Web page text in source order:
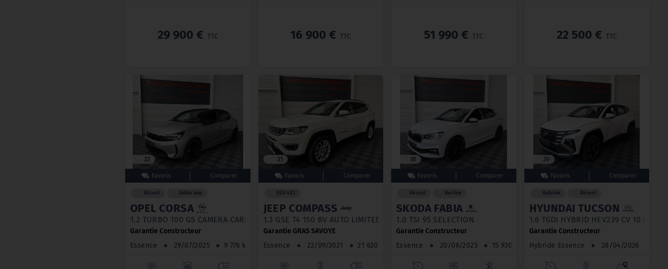
29 900 € TTC 16 900 € TTC 51 990 € TTC 22 500 € TTC
22
Récent Faible kms
OPEL CORSA
1.2 TURBO 100 GS CAMERA CARPLAY
Garantie Constructeur
Essence
● 29/07/2025 ● 9 776 km
21
SUV 4X2
JEEP COMPASS
1.3 GSE T4 150 BV AUTO LIMITED
Garantie GRAS SAVOYE
Essence
● 22/09/2021 ● 21 620 km
18
Récent Berline
SKODA FABIA
1.0 TSI 95 SELECTION
Garantie Constructeur
Essence
● 20/06/2025 ● 15 930 km
20
Hybride Récent
HYUNDAI TUCSON
1.6 TGDI HYBRID HEV239 CV 10 KMS
Garantie Constructeur
Hybride Essence ● 28/04/2026 ●